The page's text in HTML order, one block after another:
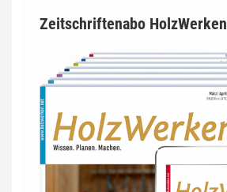
Zeitschriftenabo HolzWerken